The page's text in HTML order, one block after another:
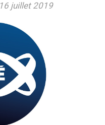
16 juillet 2019